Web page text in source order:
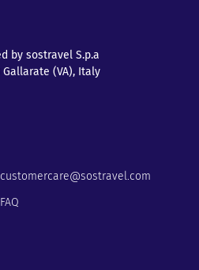
by sostravel S.p.a
Gallarate (VA), Italy
customercare@sostravel.com
FAQ